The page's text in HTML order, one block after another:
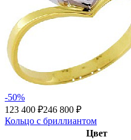
-50%
123 400 ₽246 800 ₽
Кольцо с бриллиантом
Цвет